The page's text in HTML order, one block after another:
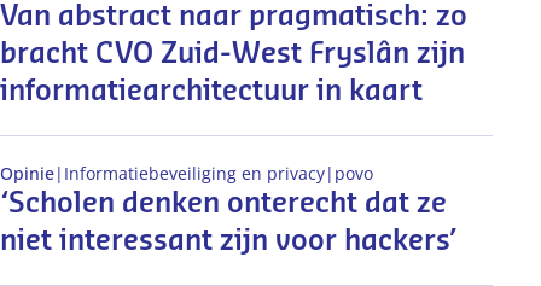
Van abstract naar pragmatisch: zo
bracht CVO Zuid-West Fryslân zijn
informatiearchitectuur in kaart
‘Scholen denken onterecht dat ze
niet interessant zijn voor hackers’
Opinie| Informatiebeveiliging en privacy| povo